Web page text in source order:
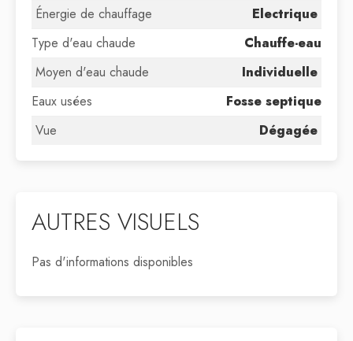
Énergie de chauffage
Electrique
Type d'eau chaude
Chauffe-eau
Moyen d'eau chaude
Individuelle
Eaux usées
Fosse septique
Vue
Dégagée
AUTRES VISUELS
Pas d'informations disponibles